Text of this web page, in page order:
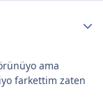
ama
farkettim zaten